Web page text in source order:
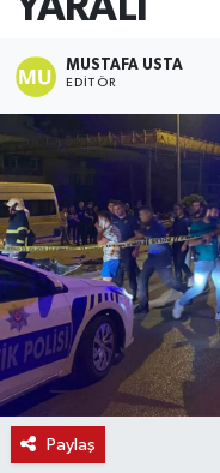
MUSTAFA USTA
EDITÖR
Paylaş